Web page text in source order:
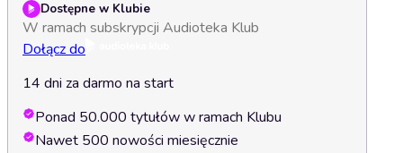
Dostępne w Klubie
W ramach subskrypcji Audioteka Klub
Dołącz do
14 dni za darmo na start
Ponad 50.000 tytułów w ramach Klubu
Nawet 500 nowości miesięcznie